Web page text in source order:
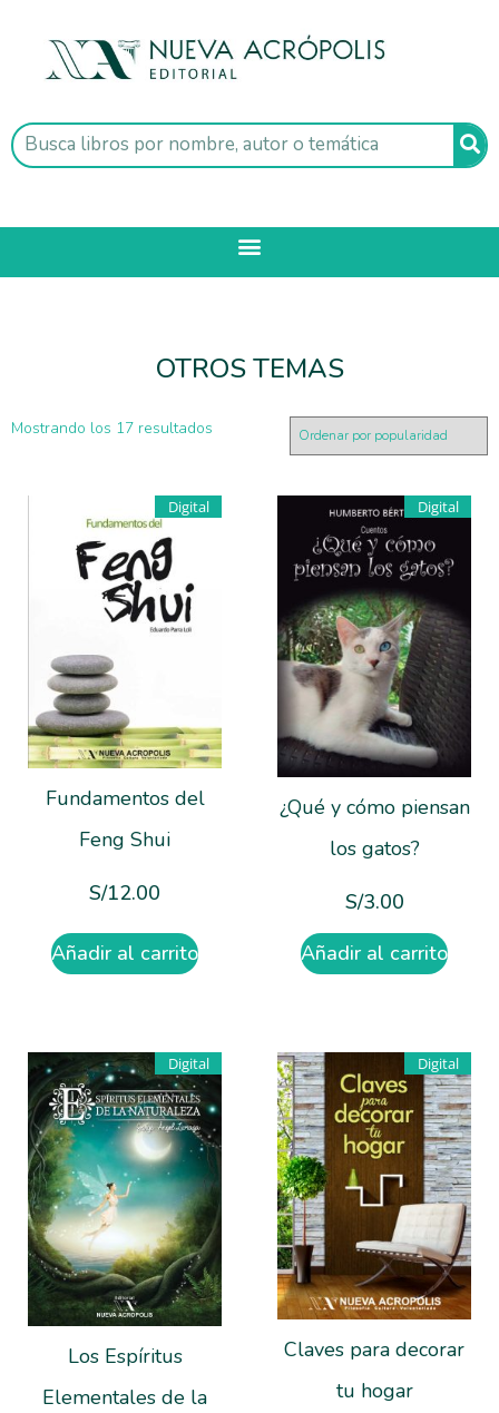
OTROS TEMAS
Mostrando los 17 resultados
Digital
Fundamentos del
Feng Shui
S/12.00
Añadir al carrito
Digital
¿Qué y cómo piensan
los gatos?
S/3.00
Añadir al carrito
Digital
Los Espíritus
Elementales de la
Digital
Claves para decorar
tu hogar